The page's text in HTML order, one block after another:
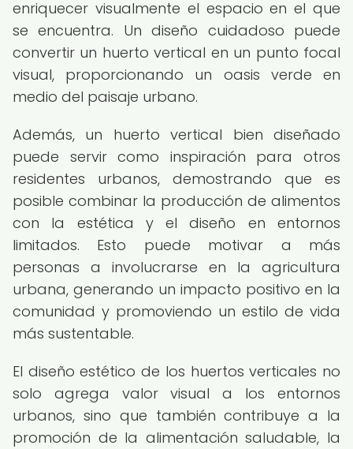
enriquecer visualmente el espacio en el que
se encuentra. Un diseño cuidadoso puede
convertir un huerto vertical en un punto focal
visual, proporcionando un oasis verde en
medio del paisaje urbano.
Además, un huerto vertical bien diseñado
puede servir como inspiración para otros
residentes urbanos, demostrando que es
posible combinar la producción de alimentos
con la estética y el diseño en entornos
limitados. Esto puede motivar a más
personas a involucrarse en la agricultura
urbana, generando un impacto positivo en la
comunidad y promoviendo un estilo de vida
más sustentable.
El diseño estético de los huertos verticales no
solo agrega valor visual a los entornos
urbanos, sino que también contribuye a la
promoción de la alimentación saludable, la